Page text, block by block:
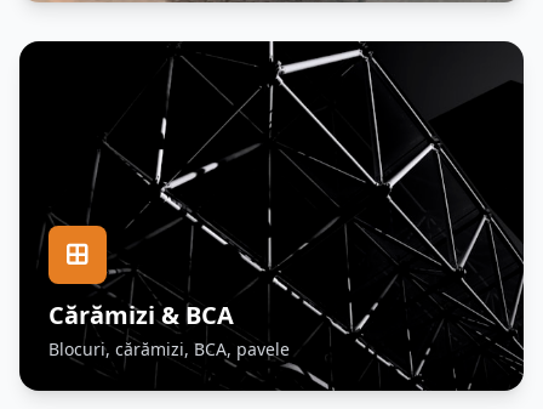
Cărămizi & BCA
Blocuri, cărămizi, BCA, pavele